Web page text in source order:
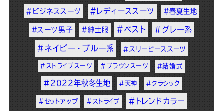
#ビジネススーツ #レディーススーツ #春夏生地
#スーツ男子 #紳士服 #ベスト #グレー系
#ネイビー・ブルー系 #スリーピーススーツ
#ストライプスーツ #ブラウンスーツ #結婚式
#2022年秋冬生地 #天神 #クラシック
#セットアップ #ストライプ #トレンドカラー